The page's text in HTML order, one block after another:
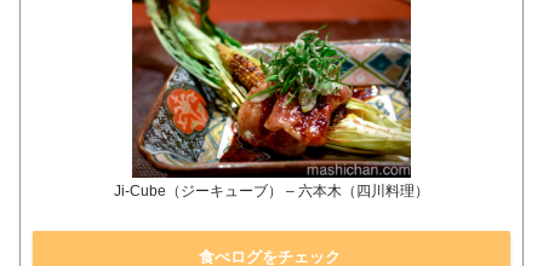
Ji-Cube（ジーキューブ） – 六本木（四川料理）
食べログをチェック